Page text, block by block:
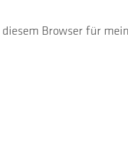
Browser für